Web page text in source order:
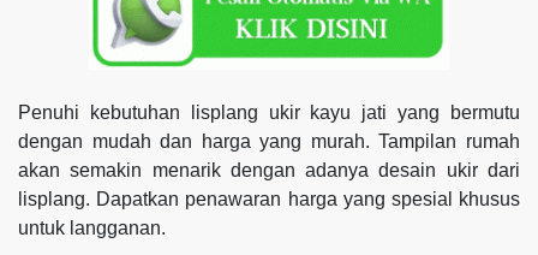
Penuhi kebutuhan lisplang ukir kayu jati yang bermutu
dengan mudah dan harga yang murah. Tampilan rumah
akan semakin menarik dengan adanya desain ukir dari
lisplang. Dapatkan penawaran harga yang spesial khusus
untuk langganan.